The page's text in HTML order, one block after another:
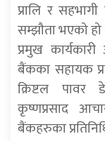
प्रालि र
सम्झौता भएको
प्रमुख
बैंकका सहायक
क्रिष्टल पावर
कृष्णप्रसाद
बैंकहरुका